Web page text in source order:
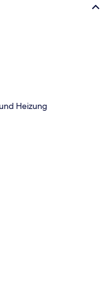
Heizung